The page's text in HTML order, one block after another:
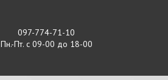
097-774-71-10
Пн.-Пт. с 09-00 до 18-00